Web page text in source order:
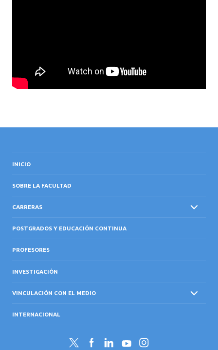
INICIO
SOBRE LA FACULTAD
CARRERAS
POSTGRADOS Y EDUCACIÓN CONTINUA
PROFESORES
INVESTIGACIÓN
VINCULACIÓN CON EL MEDIO
INTERNACIONAL
Twitter FacebookLinkedInYouTubeInstagram